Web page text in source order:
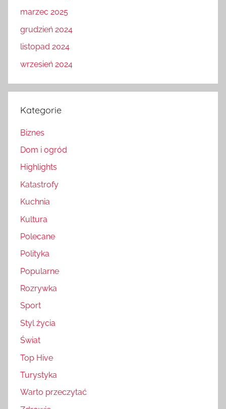
marzec 2025
grudzień 2024
listopad 2024
wrzesień 2024
Kategorie
Biznes
Dom i ogród
Highlights
Katastrofy
Kuchnia
Kultura
Polecane
Polityka
Popularne
Rozrywka
Sport
Styl życia
Świat
Top Hive
Turystyka
Warto przeczytać